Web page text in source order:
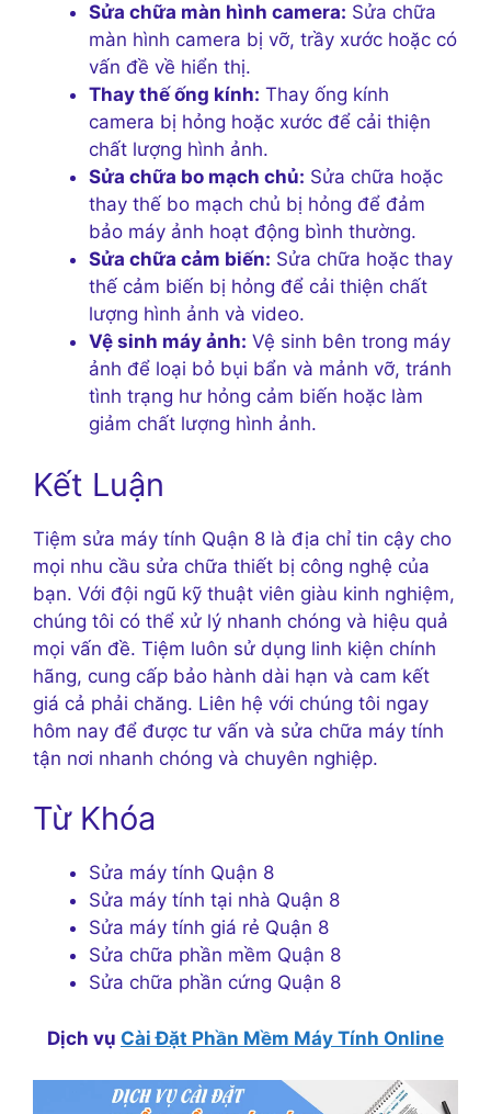
Sửa chữa màn hình camera: Sửa chữa
màn hình camera bị vỡ, trầy xước hoặc có
vấn đề về hiển thị.
Thay thế ống kính: Thay ống kính
camera bị hỏng hoặc xước để cải thiện
chất lượng hình ảnh.
Sửa chữa bo mạch chủ: Sửa chữa hoặc
thay thế bo mạch chủ bị hỏng để đảm
bảo máy ảnh hoạt động bình thường.
Sửa chữa cảm biến: Sửa chữa hoặc thay
thế cảm biến bị hỏng để cải thiện chất
lượng hình ảnh và video.
Vệ sinh máy ảnh: Vệ sinh bên trong máy
ảnh để loại bỏ bụi bẩn và mảnh vỡ, tránh
tình trạng hư hỏng cảm biến hoặc làm
giảm chất lượng hình ảnh.
Kết Luận
Tiệm sửa máy tính Quận 8 là địa chỉ tin cậy cho
mọi nhu cầu sửa chữa thiết bị công nghệ của
bạn. Với đội ngũ kỹ thuật viên giàu kinh nghiệm,
chúng tôi có thể xử lý nhanh chóng và hiệu quả
mọi vấn đề. Tiệm luôn sử dụng linh kiện chính
hãng, cung cấp bảo hành dài hạn và cam kết
giá cả phải chăng. Liên hệ với chúng tôi ngay
hôm nay để được tư vấn và sửa chữa máy tính
tận nơi nhanh chóng và chuyên nghiệp.
Từ Khóa
Sửa máy tính Quận 8
Sửa máy tính tại nhà Quận 8
Sửa máy tính giá rẻ Quận 8
Sửa chữa phần mềm Quận 8
Sửa chữa phần cứng Quận 8
Dịch vụ Cài Đặt Phần Mềm Máy Tính Online